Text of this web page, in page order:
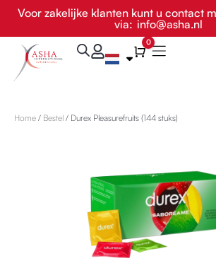
de
inhoud
Voor zakelijke klanten kunt u contact
via: info@asha.nl
Winkelwagen
0
Home / Bestel / Durex Pleasurefruits (144 stuks)